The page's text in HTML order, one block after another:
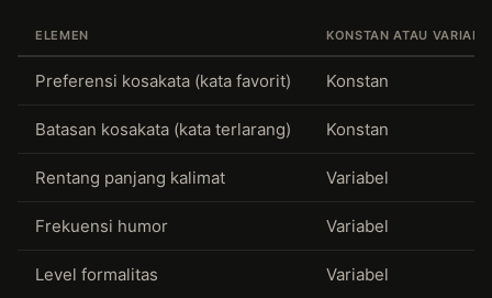
ELEMEN KONSTAN ATAU
Preferensi kosakata (kata favorit) Konstan
Batasan kosakata (kata terlarang) Konstan
Rentang panjang kalimat Variabel
Frekuensi humor Variabel
Level formalitas Variabel